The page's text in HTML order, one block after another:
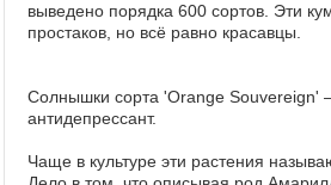
Архив
выведено порядка 600 сортов. Эти
простаков, но всё равно красавцы.
Солнышки сорта 'Orange Souvereign'
антидепрессант.
Чаще в культуре эти растения